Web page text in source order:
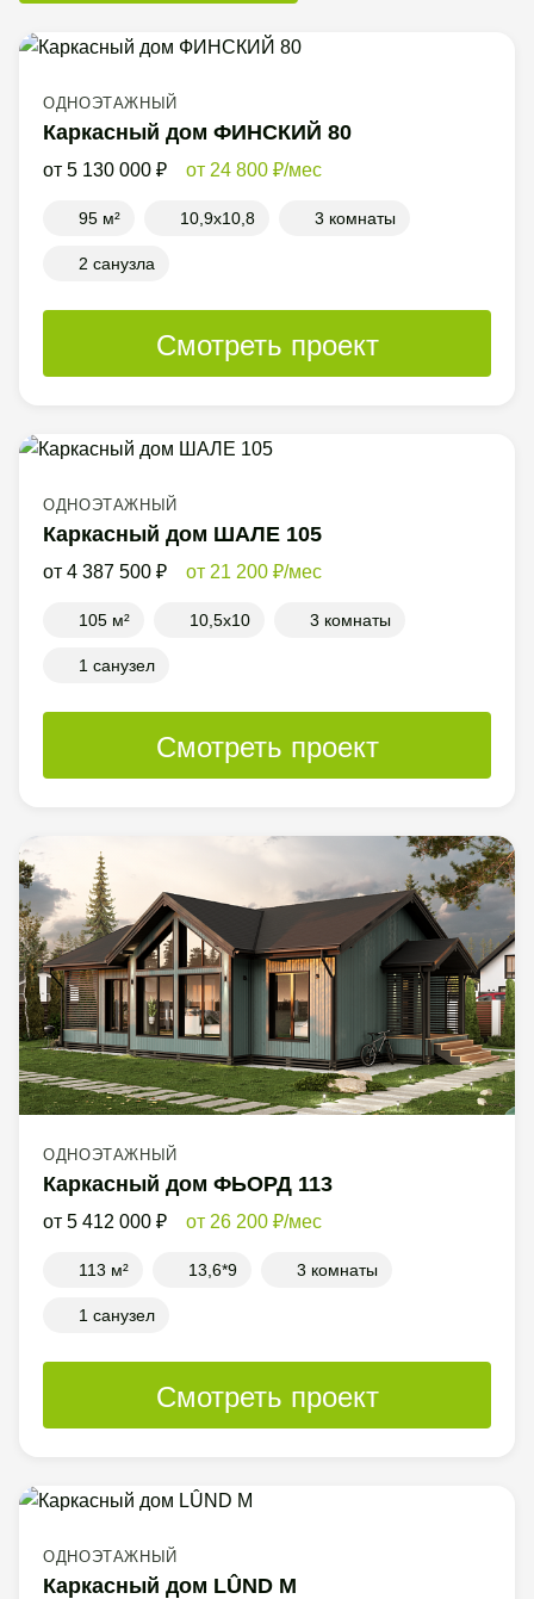
ОДНОЭТАЖНЫЙ
Каркасный дом ФИНСКИЙ 80
5 130 000 24 800 /мес
95 м² 10,9x10,8 3 комнаты
2 санузла
Смотреть проект
ОДНОЭТАЖНЫЙ
Каркасный дом ШАЛЕ 105
4 387 500 21 200 /мес
105 м² 10,5x10 3 комнаты
1 санузел
Смотреть проект
ОДНОЭТАЖНЫЙ
Каркасный дом ФЬОРД 113
5 412 000 26 200 /мес
113 м² 13,6*9 3 комнаты
1 санузел
Смотреть проект
ОДНОЭТАЖНЫЙ
Каркасный дом LÛND M